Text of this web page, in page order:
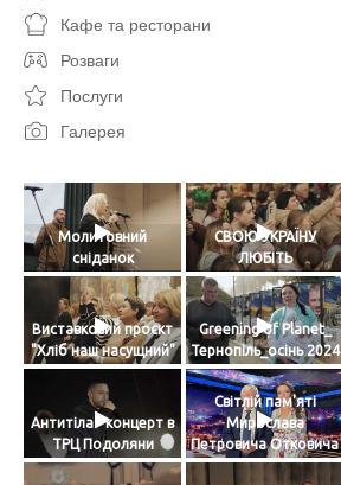
Кафе та ресторани
Розваги
Послуги
Галерея
Молитовний
сніданок
СВОЮ УКРАЇНУ
ЛЮБІТЬ
Виставковий проєкт
"Хліб наш насущний"
Greening of Planet_
Тернопіль_осінь 2024
Антитіла - концерт в
ТРЦ Подоляни
Світлій пам'яті
Мирослава
Петровича Отковича